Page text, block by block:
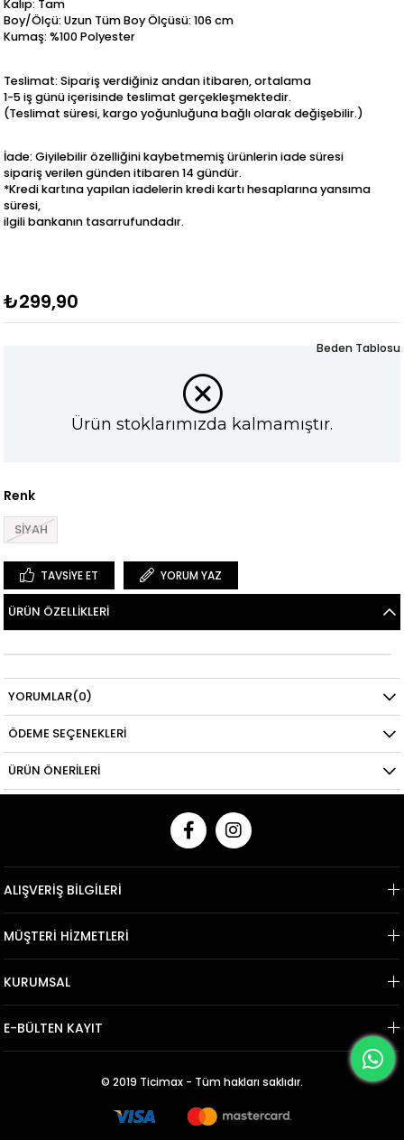
Kalıp: Tam
Boy/Ölçü: Uzun Tüm Boy Ölçüsü: 106 cm
Kumaş: %100 Polyester
Teslimat: Sipariş verdiğiniz andan itibaren, ortalama
1-5 iş günü içerisinde teslimat gerçekleşmektedir.
(Teslimat süresi, kargo yoğunluğuna bağlı olarak değişebilir.)
İade: Giyilebilir özelliğini kaybetmemiş ürünlerin iade süresi
sipariş verilen günden itibaren 14 gündür.
*Kredi kartına yapılan iadelerin kredi kartı hesaplarına yansıma
süresi,
ilgili bankanın tasarrufundadır.
₺299,90
Ürün stoklarımızda kalmamıştır.
Renk
SİYAH
Beden Tablosu
TAVSIYE ET YORUM YAZ
ÜRÜN ÖZELLIKLERI
YORUMLAR(0)
ÖDEME SEÇENEKLERI
ÜRÜN ÖNERILERI
ALIŞVERİŞ BİLGİLERİ
MÜŞTERİ HİZMETLERİ
KURUMSAL
E-BÜLTEN KAYIT
© 2019 Ticimax - Tüm hakları saklıdır.